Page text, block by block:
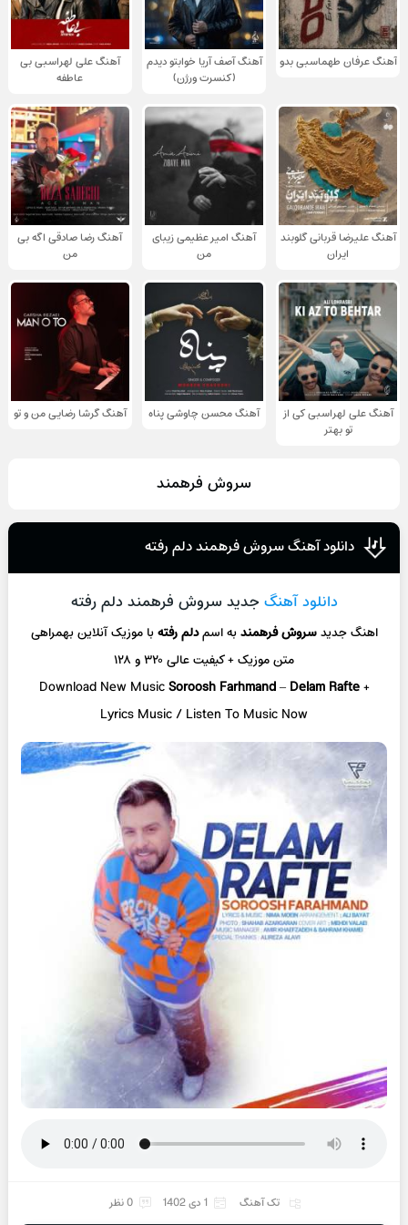
آهنگ عرفان طهماسبی بدو
آهنگ آصف آریا خوابتو دیدم
(کنسرت ورژن)
آهنگ علی لهراسبی بی
عاطفه
آهنگ علیرضا قربانی گلوبند
ایران
آهنگ امیر عظیمی زیبای
من
آهنگ رضا صادقی اگه بی
من
آهنگ علی لهراسبی کی از
تو ‌بهتر
آهنگ محسن چاوشی پناه آهنگ گرشا رضایی من و تو
سروش فرهمند
دانلود آهنگ سروش فرهمند دلم رفته
دانلود آهنگ جدید سروش فرهمند دلم رفته
اهنگ جدیدسروش فرهمندبه اسمدلم رفتهبا موزیک آنلاینبهمراهی
متن موزیک + کیفیت عالی ۳۲۰ و ۱۲۸
Download New MusicSoroosh Farhmand–Delam Rafte+
Lyrics Music / Listen To Music Now
تک آهنگ 1 دی 1402 0 نظر